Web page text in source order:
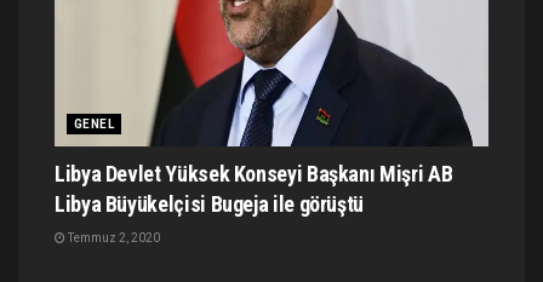
GENEL
Libya Devlet Yüksek Konseyi Başkanı Mişri AB
Libya Büyükelçisi Bugeja ile görüştü
Temmuz 2, 2020